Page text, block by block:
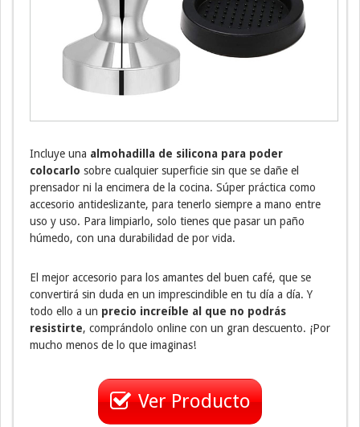
Incluye una almohadilla de silicona para poder
colocarlo sobre cualquier superficie sin que se dañe el
prensador ni la encimera de la cocina. Súper práctica como
accesorio antideslizante, para tenerlo siempre a mano entre
uso y uso. Para limpiarlo, solo tienes que pasar un paño
húmedo, con una durabilidad de por vida.
El mejor accesorio para los amantes del buen café, que se
convertirá sin duda en un imprescindible en tu día a día. Y
todo ello a un precio increíble al que no podrás
resistirte, comprándolo online con un gran descuento. ¡Por
mucho menos de lo que imaginas!
Ver Producto